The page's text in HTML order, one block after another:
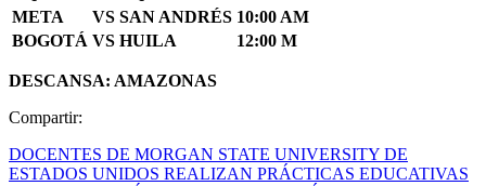
META
VS SAN ANDRÉS 10:00 AM
BOGOTÁ VS HUILA 12:00 M
DESCANSA: AMAZONAS
Compartir:
DOCENTES DE MORGAN STATE UNIVERSITY DE
ESTADOS UNIDOS REALIZAN PRÁCTICAS EDUCATIVAS